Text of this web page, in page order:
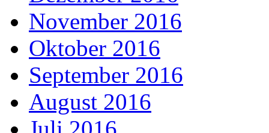
November 2016
Oktober 2016
September 2016
August 2016